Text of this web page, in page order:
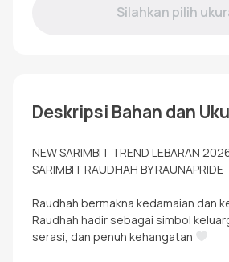
Deskripsi Bahan dan
NEW SARIMBIT TREND LEBARAN
SARIMBIT RAUDHAH BY RAUNAPRIDE
Raudhah bermakna kedamaian dan
Raudhah hadir sebagai simbol
serasi, dan penuh kehangatan